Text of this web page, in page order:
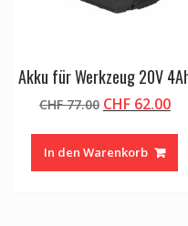
Akku für Werkzeug 20V
CHF77.00
war:
CHF 77.00
CHF62.00
In den Warenkorb